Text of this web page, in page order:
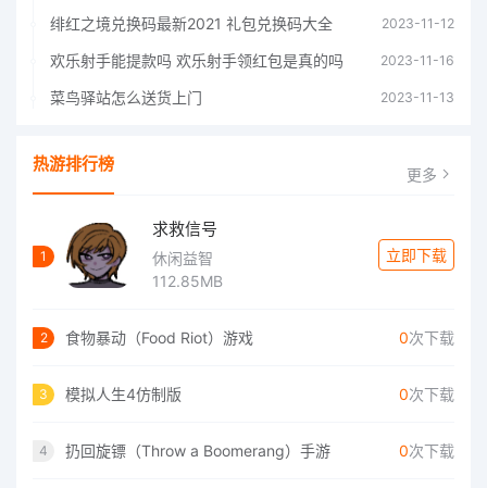
绯红之境兑换码最新2021 礼包兑换码大全 2023-11-12
欢乐射手能提款吗 欢乐射手领红包是真的吗 2023-11-16
菜鸟驿站怎么送货上门 2023-11-13
热游排行榜 更多
1
求救信号
休闲益智
112.85MB
立即下载
2 食物暴动（Food Riot）游戏 0次下载
3 模拟人生4仿制版 0次下载
4 扔回旋镖（Throw a Boomerang）手游 0次下载